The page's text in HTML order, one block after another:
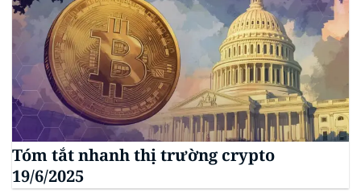
Tóm tắt nhanh thị trường crypto
19/6/2025